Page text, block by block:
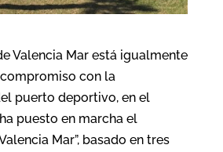
Valencia Mar está igualmente
con la
puerto deportivo, en el
puesto en marcha el
Mar”, basado en tres